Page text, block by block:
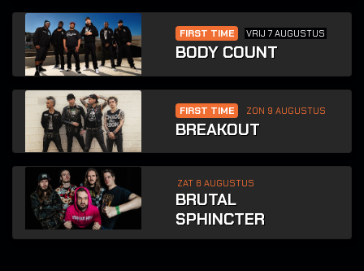
FIRST TIME VRIJ 7 AUGUSTUS
BODY COUNT
FIRST TIME ZON 9 AUGUSTUS
BREAKOUT
ZAT 8 AUGUSTUS
BRUTAL
SPHINCTER